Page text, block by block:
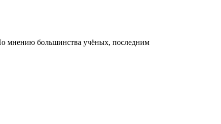
мнению большинства учёных, последним